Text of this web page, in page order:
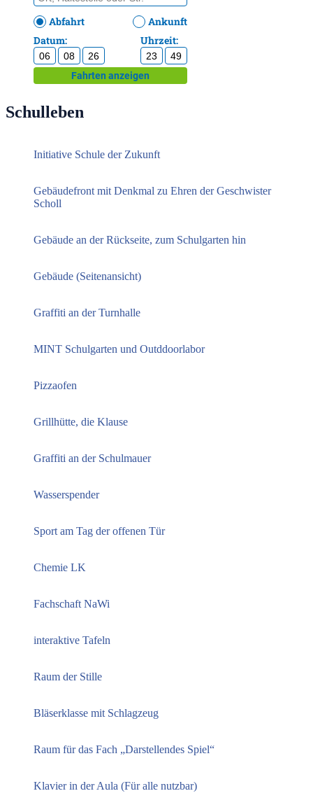
Schulleben
Initiative Schule der Zukunft
Gebäudefront mit Denkmal zu Ehren der Geschwister
Scholl
Gebäude an der Rückseite, zum Schulgarten hin
Gebäude (Seitenansicht)
Graffiti an der Turnhalle
MINT Schulgarten und Outddoorlabor
Pizzaofen
Grillhütte, die Klause
Graffiti an der Schulmauer
Wasserspender
Sport am Tag der offenen Tür
Chemie LK
Fachschaft NaWi
interaktive Tafeln
Raum der Stille
Bläserklasse mit Schlagzeug
Raum für das Fach „Darstellendes Spiel“
Klavier in der Aula (Für alle nutzbar)